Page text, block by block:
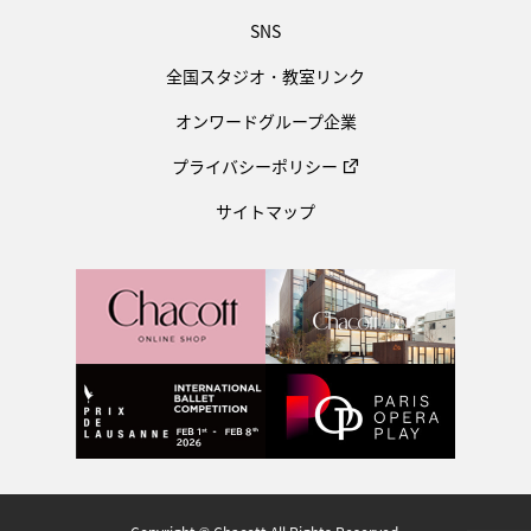
SNS
全国スタジオ・教室リンク
オンワードグループ企業
プライバシーポリシー
サイトマップ